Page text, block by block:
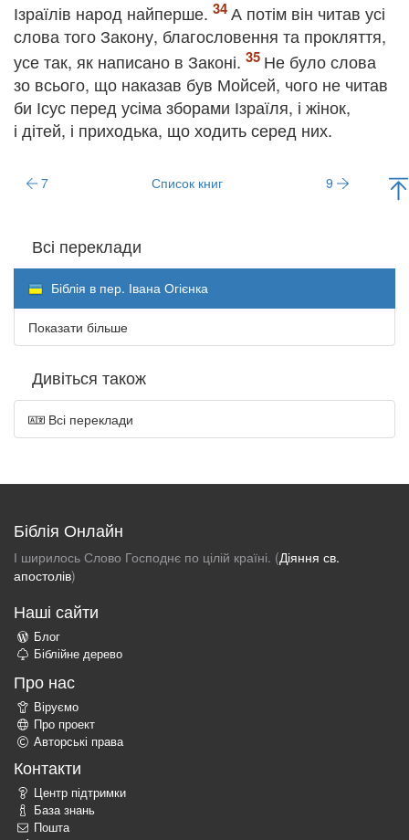
Ізраїлів народ найперше.
А потім він читав усі
слова того Закону, благословення та прокляття,
усе так, як написано в Законі.
Не було слова
зо всього, що наказав був Мойсей, чого не читав
би Ісус перед усіма зборами Ізраїля, і жінок,
і дітей, і приходька, що ходить серед них.
7 Список книг 9
Всі переклади
Біблія в пер. Івана Огієнка
Показати більше
Дивіться також
Всі переклади
Біблія Онлайн
І ширилось Слово Господнє по цілій країні. (Діяння св.
апостолів)
Наші сайти
Блог
Біблійне дерево
Про нас
Віруємо
Про проект
Авторські права
Контакти
Центр підтримки
База знань
Пошта